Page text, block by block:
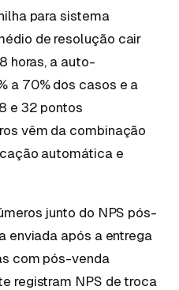
para sistema
de resolução cair
horas, a auto-
a 70% dos casos e a
e 32 pontos
vêm da combinação
automática e
junto do NPS pós-
enviada após a entrega
com pós-venda
registram NPS de troca